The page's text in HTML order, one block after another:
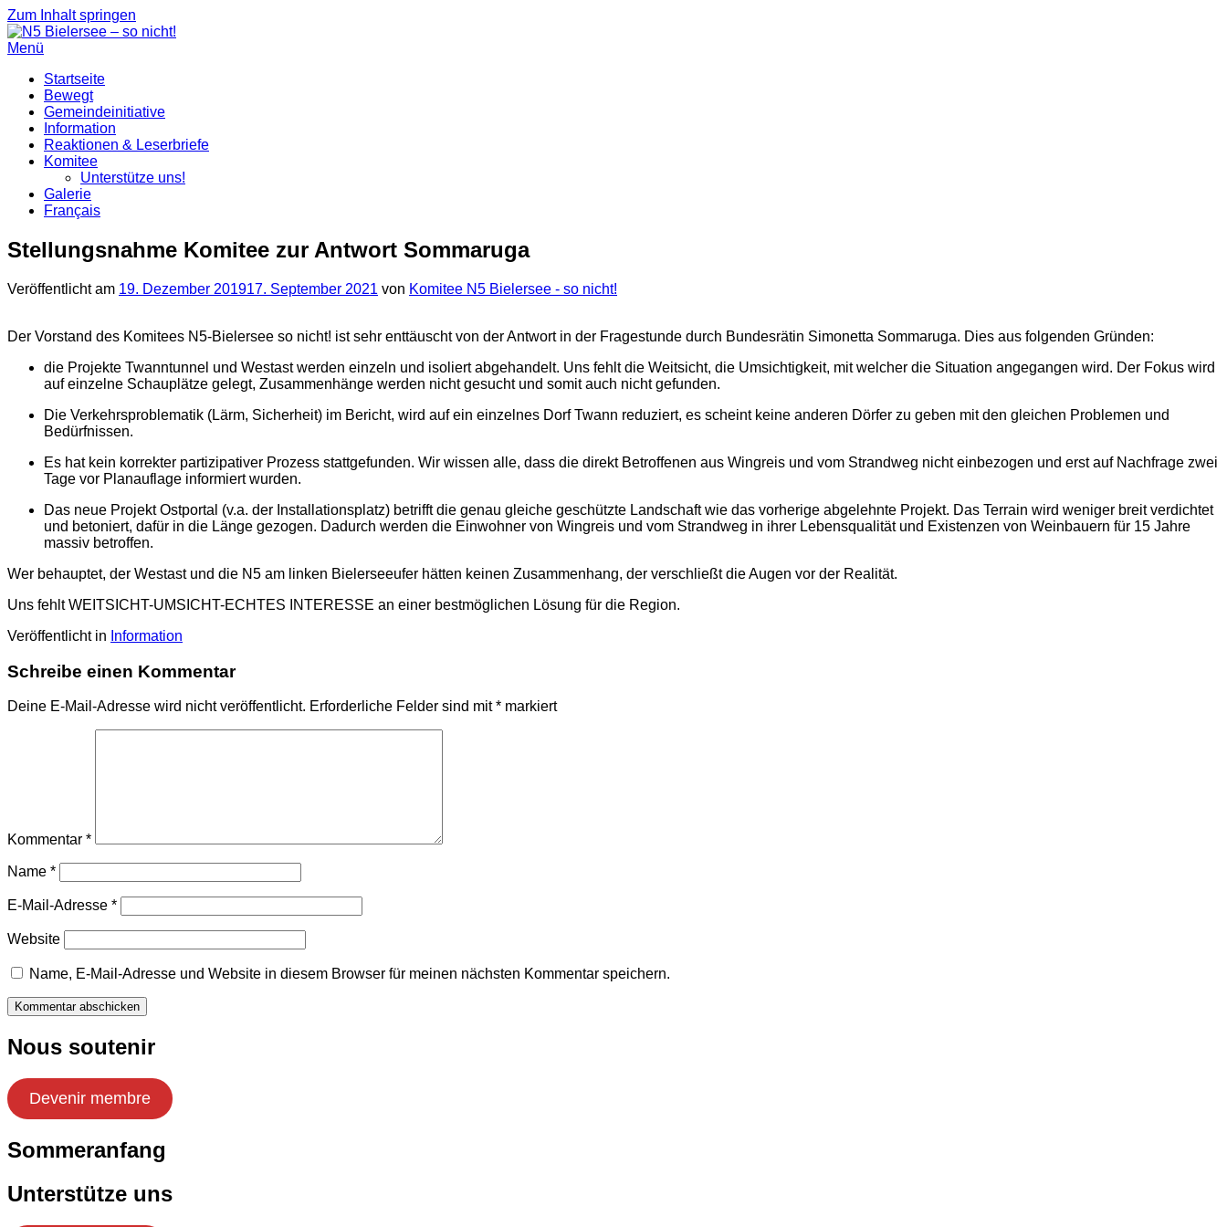
Zum Inhalt springen
Menü
Startseite
Bewegt
Gemeindeinitiative
Information
Reaktionen & Leserbriefe
Komitee
Unterstütze uns!
Galerie
Français
Stellungsnahme Komitee zur Antwort Sommaruga
Veröffentlicht am 19. Dezember 201917. September 2021 von Komitee N5 Bielersee - so nicht!
Der Vorstand des Komitees N5-Bielersee so nicht! ist sehr enttäuscht von der Antwort in der Fragestunde durch Bundesrätin Simonetta Sommaruga. Dies aus folgenden Gründen:
die Projekte Twanntunnel und Westast werden einzeln und isoliert abgehandelt. Uns fehlt die Weitsicht, die Umsichtigkeit, mit welcher die Situation angegangen wird. Der Fokus wird
auf einzelne Schauplätze gelegt, Zusammenhänge werden nicht gesucht und somit auch nicht gefunden.
Die Verkehrsproblematik (Lärm, Sicherheit) im Bericht, wird auf ein einzelnes Dorf Twann reduziert, es scheint keine anderen Dörfer zu geben mit den gleichen Problemen und
Bedürfnissen.
Es hat kein korrekter partizipativer Prozess stattgefunden. Wir wissen alle, dass die direkt Betroffenen aus Wingreis und vom Strandweg nicht einbezogen und erst auf Nachfrage zwei
Tage vor Planauflage informiert wurden.
Das neue Projekt Ostportal (v.a. der Installationsplatz) betrifft die genau gleiche geschützte Landschaft wie das vorherige abgelehnte Projekt. Das Terrain wird weniger breit verdichtet
und betoniert, dafür in die Länge gezogen. Dadurch werden die Einwohner von Wingreis und vom Strandweg in ihrer Lebensqualität und Existenzen von Weinbauern für 15 Jahre
massiv betroffen.
Wer behauptet, der Westast und die N5 am linken Bielerseeufer hätten keinen Zusammenhang, der verschließt die Augen vor der Realität.
Uns fehlt WEITSICHT-UMSICHT-ECHTES INTERESSE an einer bestmöglichen Lösung für die Region.
Veröffentlicht in Information
Schreibe einen Kommentar
Deine E-Mail-Adresse wird nicht veröffentlicht. Erforderliche Felder sind mit* markiert
Kommentar *
Name *
E-Mail-Adresse *
Website
Name, E-Mail-Adresse und Website in diesem Browser für meinen nächsten Kommentar speichern.
Nous soutenir
Devenir membre
Sommeranfang
Unterstütze uns